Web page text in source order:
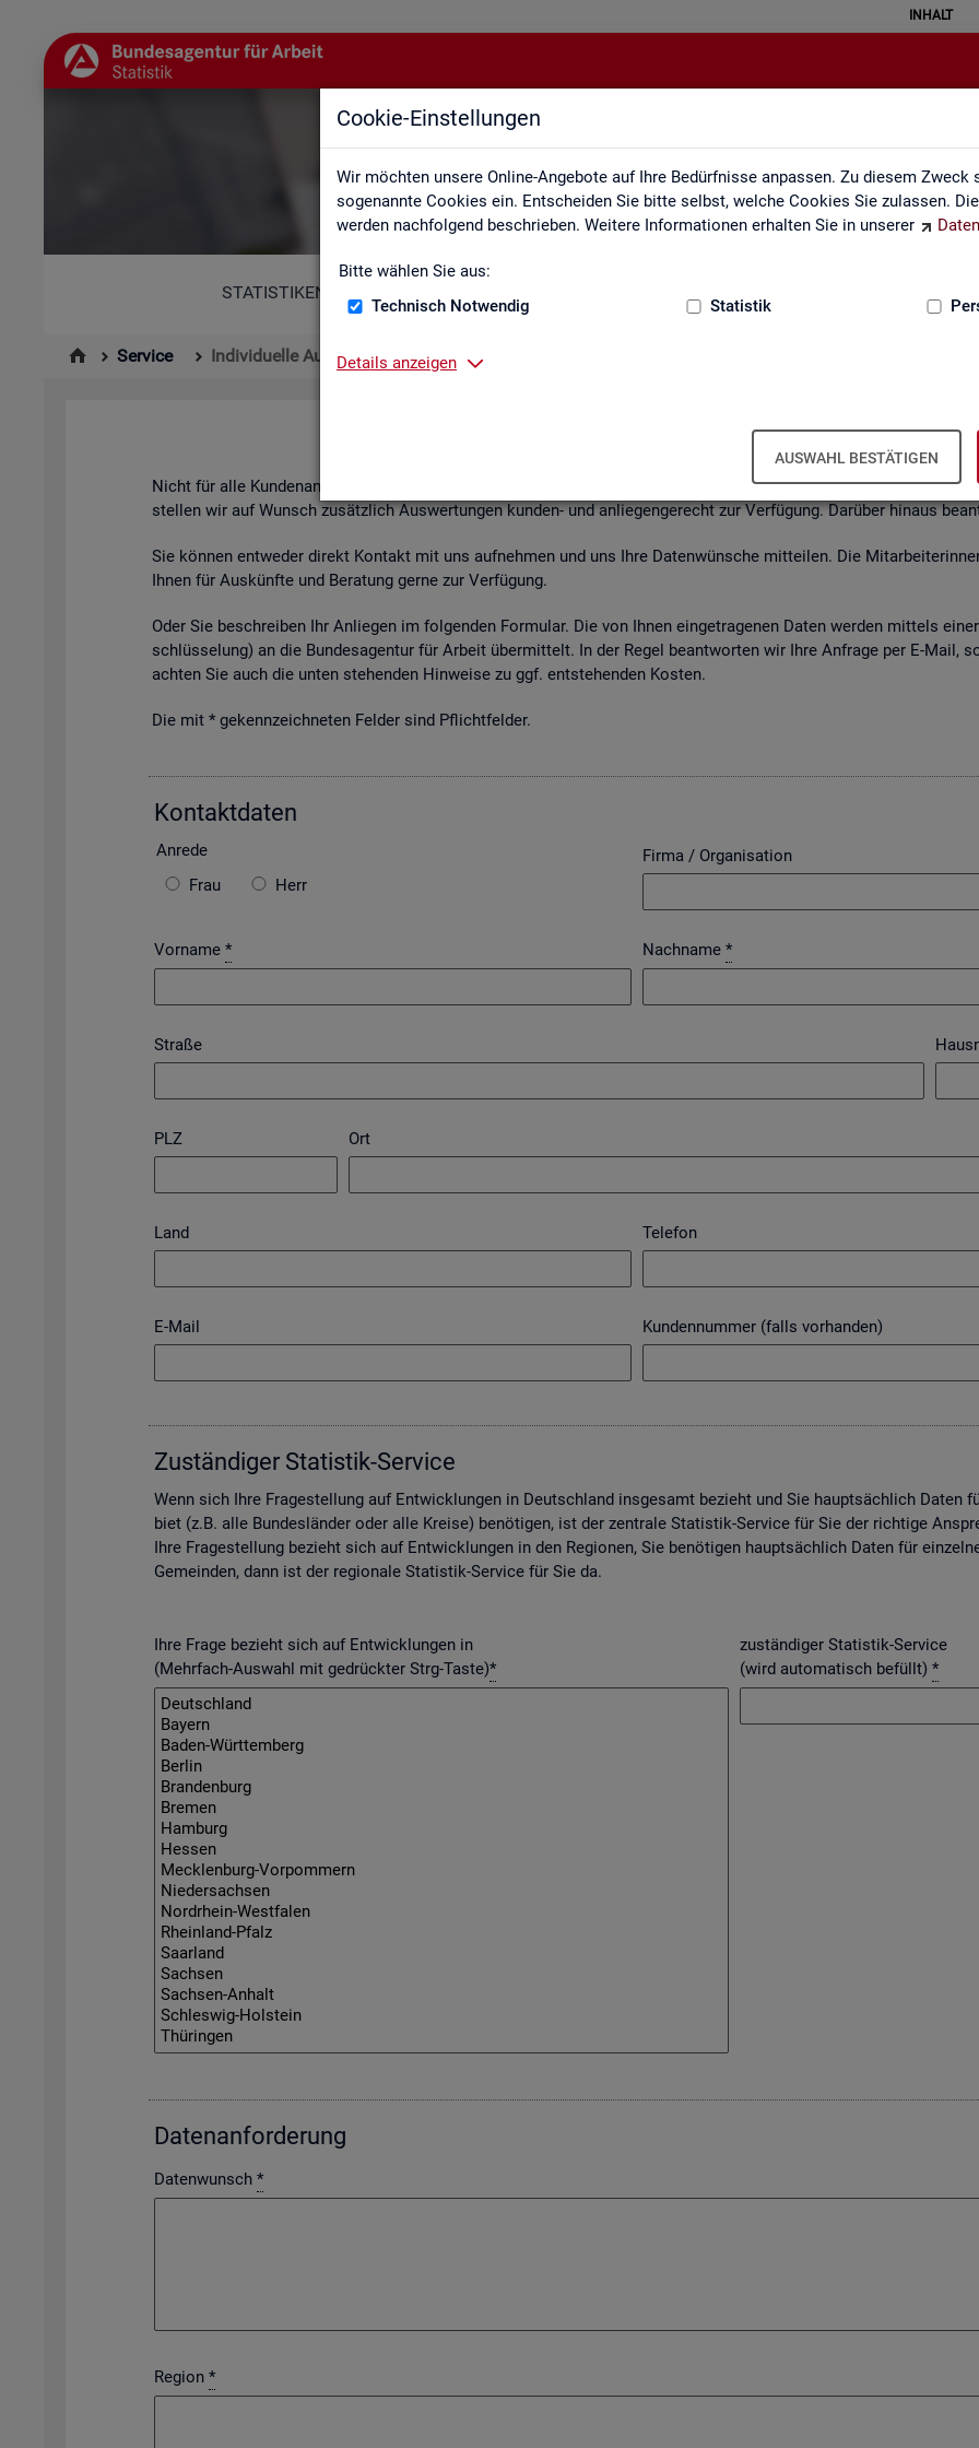
Cookie-Einstellungen
Wir möchten unsere Online-Angebote auf Ihre Bedürfnisse anpassen. Zu diesem Zweck
sogenannte Cookies ein. Entscheiden Sie bitte selbst, welche Cookies Sie zulassen.
werden nachfolgend beschrieben. Weitere Informationen erhalten Sie in unserer
Bitte wählen Sie aus:
Technisch Notwendig
Statistik
Details anzeigen
AUSWAHL BESTÄTIGEN
INHALT
Individuelle Auswertungsanliegen
STATISTIKEN
Service Individuelle Auswertungsanliegen
In­di­vi­du­el­le Aus­wer­tungs­an­lie­gen
Nicht für alle Kun­den­an­lie­gen ste­hen vor­be­rei­te­te pass­ge­naue Sta­tis­ti­ken in den Pro­duk­ten der Sta­tis­tik und
stel­len wir auf Wunsch zu­sätz­lich Aus­wer­tun­gen kun­den- und an­lie­gen­ge­recht zur Ver­fü­gung. Dar­über hin­aus
Sie kön­nen ent­we­der di­rekt Kon­takt mit uns auf­neh­men und uns Ihre Da­ten­wün­sche mit­tei­len. Die
Ihnen für Aus­künf­te und Be­ra­tung gerne zur Ver­fü­gung.
Oder Sie be­schrei­ben Ihr An­lie­gen im fol­gen­den For­mu­lar. Die von Ihnen ein­ge­tra­ge­nen Daten wer­den mit­tels
schlüs­se­lung) an die Bun­des­agen­tur für Ar­beit über­mit­telt. In der Regel be­ant­wor­ten wir Ihre An­fra­ge per E-Mail,
ach­ten Sie auch die unten ste­hen­den Hin­wei­se zu ggf. ent­ste­hen­den Kos­ten.
Die mit * ge­kenn­zeich­ne­ten Fel­der sind Pflicht­fel­der.
Kon­takt­da­ten
An­re­de
Frau
Herr
Firma / Organisation
Vorname * Nachname *
Straße
PLZ Ort
Land Telefon
E-Mail Kundennummer (falls vorhanden)
Zu­stän­di­ger Sta­tis­tik-Ser­vice
Wenn sich Ihre Fra­ge­stel­lung auf Ent­wick­lun­gen in Deutsch­land ins­ge­samt be­zieht und Sie haupt­säch­lich Daten
biet (z.B. alle Bun­des­län­der oder alle Krei­se) be­nö­ti­gen, ist der zen­tra­le Sta­tis­tik-Ser­vice für Sie der rich­ti­ge
Ihre Fra­ge­stel­lung be­zieht sich auf Ent­wick­lun­gen in den Re­gio­nen, Sie be­nö­ti­gen haupt­säch­lich Daten für
Ge­mein­den, dann ist der re­gio­na­le Sta­tis­tik-Ser­vice für Sie da.
Ihre Frage bezieht sich auf Entwicklungen in
(Mehrfach-Auswahl mit gedrückter Strg-Taste)*
zuständiger Statistik-Service
(wird automatisch befüllt) *
Da­ten­an­for­de­rung
Datenwunsch *
Region *